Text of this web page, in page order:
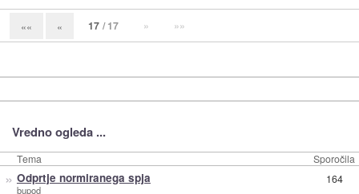
«« « 17 / 17 » »»
Vredno ogleda ...
Tema Sporočila
» Odprtje normiranega spja
bupod
164